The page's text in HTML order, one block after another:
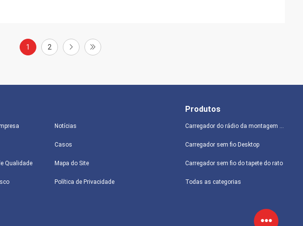
1 2
Qualidade
Notícias
Casos
Mapa do Site
Política de Privacidade
Produtos
Carregador do rádio da montagem do carro
Carregador sem fio Desktop
Carregador sem fio do tapete do rato
Todas as categorias